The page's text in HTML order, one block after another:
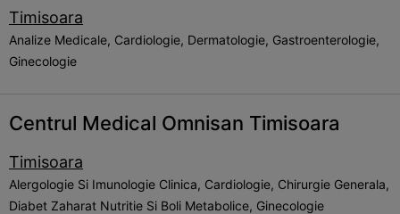
Timisoara
Analize Medicale, Cardiologie, Dermatologie, Gastroenterologie,
Ginecologie
Centrul Medical Omnisan Timisoara
Timisoara
Alergologie Si Imunologie Clinica, Cardiologie, Chirurgie Generala,
Diabet Zaharat Nutritie Si Boli Metabolice, Ginecologie